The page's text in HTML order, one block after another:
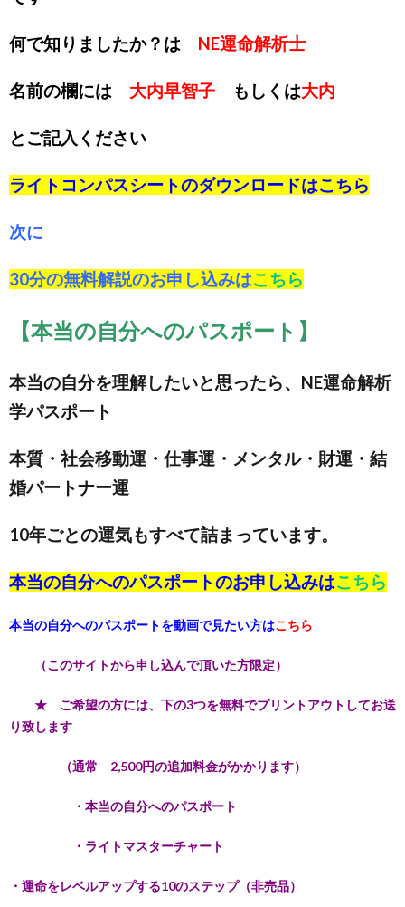
何で知りましたか？は NE運命解析士
名前の欄には 大内早智子 もしくは大内
とご記入ください
ライトコンパスシートのダウンロードはこちら
次に
30分の無料解説のお申し込みはこちら
【本当の自分へのパスポート】
本当の自分を理解したいと思ったら、NE運命解析
学パスポート
本質・社会移動運・仕事運・メンタル・財運・結
婚パートナー運
10年ごとの運気もすべて詰まっています。
本当の自分へのパスポートのお申し込みはこちら
本当の自分へのパスポートを動画で見たい方はこちら
（このサイトから申し込んで頂いた方限定）
★ ご希望の方には、下の3つを無料でプリントアウトしてお送
り致します
（通常 2,500円の追加料金がかかります）
・本当の自分へのパスポート
・ライトマスターチャート
・運命をレベルアップする10のステップ（非売品）